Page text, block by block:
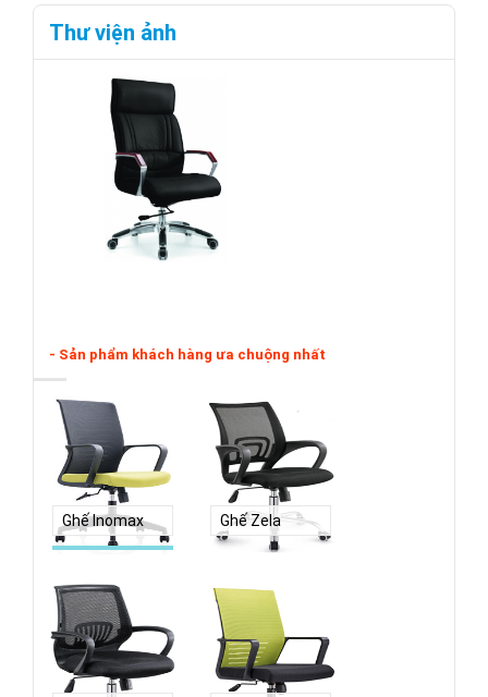
Thư viện ảnh
- Sản phẩm khách hàng ưa chuộng nhất
Ghế Inomax Ghế Zela